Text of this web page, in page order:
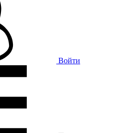
Войти